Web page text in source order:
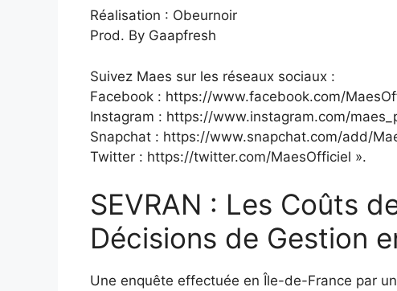
Réalisation : Obeurnoir
Prod. By Gaapfresh
Suivez Maes sur les réseaux sociaux :
Facebook : https://www.facebook.com/
Instagram : https://www.instagram.com/
Snapchat : https://www.snapchat.com/add/
Twitter : https://twitter.com/MaesOfficiel ».
SEVRAN : Les Coûts
Décisions de Gestion
Une enquête effectuée en Île-de-France par